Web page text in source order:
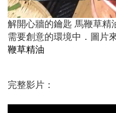
解開心牆的鑰匙 馬鞭草精
需要創意的環境中．圖片
鞭草精油
完整影片：